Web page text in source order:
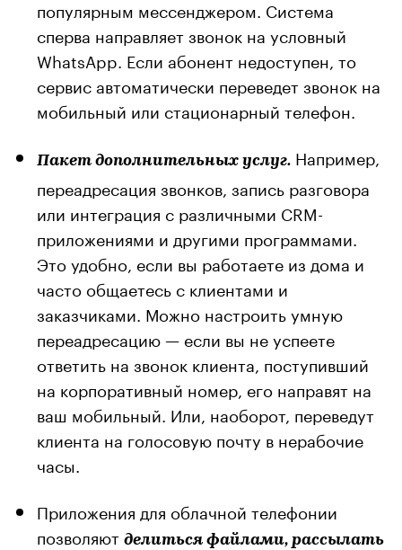
популярным мессенджером. Система
сперва направляет звонок на условный
WhatsApp. Если абонент недоступен, то
сервис автоматически переведет звонок на
мобильный или стационарный телефон.
Пакет дополнительных услуг. Например,
переадресация звонков, запись разговора
или интеграция с различными CRM-
приложениями и другими программами.
Это удобно, если вы работаете из дома и
часто общаетесь с клиентами и
заказчиками. Можно настроить умную
переадресацию — если вы не успеете
ответить на звонок клиента, поступивший
на корпоративный номер, его направят на
ваш мобильный. Или, наоборот, переведут
клиента на голосовую почту в нерабочие
часы.
Приложения для облачной телефонии
позволяют делиться файлами, рассылать